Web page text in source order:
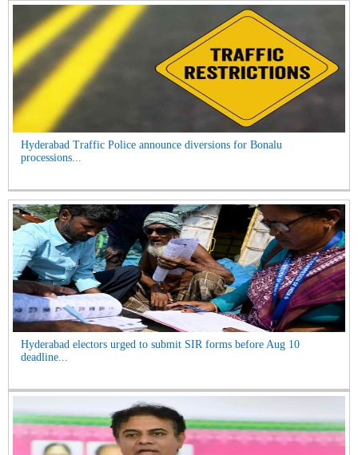
Hyderabad Traffic Police announce diversions for Bonalu
processions...
Hyderabad electors urged to submit SIR forms before Aug 10
deadline...